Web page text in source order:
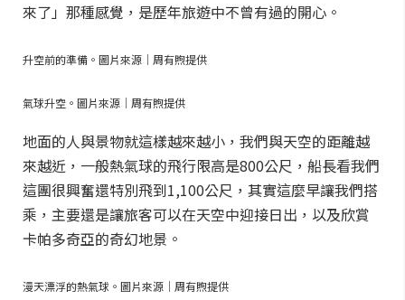
來了」那種感覺，是歷年旅遊中不曾有過的開心。
升空前的準備。圖片來源｜周有煦提供
氣球升空。圖片來源｜周有煦提供
地面的人與景物就這樣越來越小，我們與天空的距離越
來越近，一般熱氣球的飛行限高是800公尺，船長看我們
這團很興奮還特別飛到1,100公尺，其實這麼早讓我們搭
乘，主要還是讓旅客可以在天空中迎接日出，以及欣賞
卡帕多奇亞的奇幻地景。
漫天漂浮的熱氣球。圖片來源｜周有煦提供